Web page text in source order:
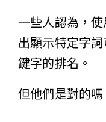
一些人認為，
出顯示特定字
鍵字的排名。
但他們是對的嗎